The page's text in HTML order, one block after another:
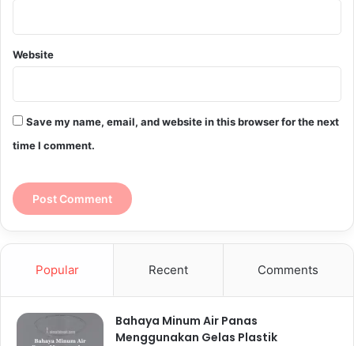
Website
Save my name, email, and website in this browser for the next
time I comment.
Popular Recent Comments
Bahaya Minum Air Panas
Menggunakan Gelas Plastik